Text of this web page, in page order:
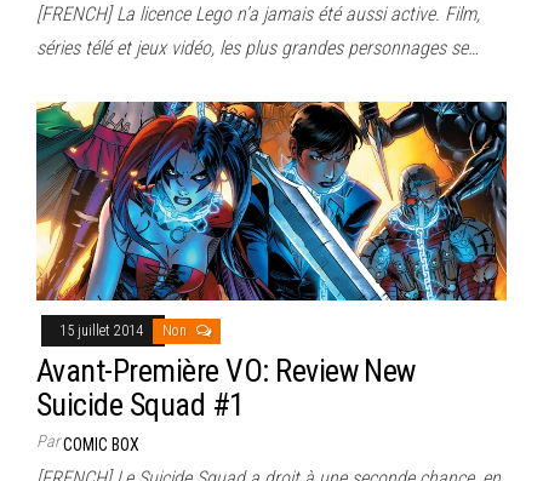
[FRENCH] La licence Lego n’a jamais été aussi active. Film,
séries télé et jeux vidéo, les plus grandes personnages se…
15 juillet 2014 Non
Avant-Première VO: Review New
Suicide Squad #1
ParCOMIC BOX